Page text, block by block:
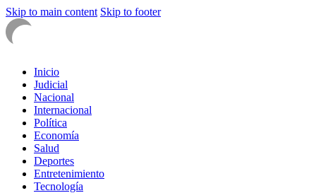
Skip to main content Skip to footer
Inicio
Judicial
Nacional
Internacional
Política
Economía
Salud
Deportes
Entretenimiento
Tecnología